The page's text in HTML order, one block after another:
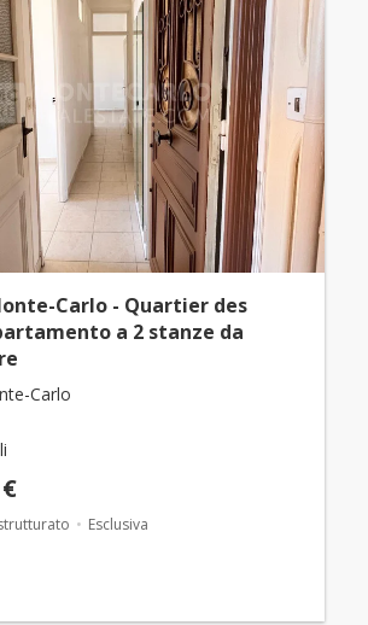
Carlo - Quartier des
a 2 stanze da
Carlo
Esclusiva